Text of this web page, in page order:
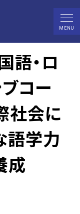
MENU
語・ロ
コー
社会に
語学力
成